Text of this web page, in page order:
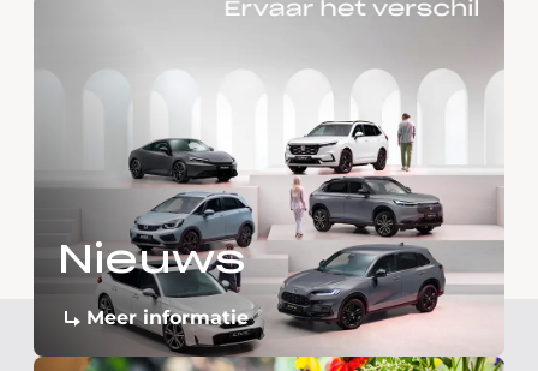
Nieuws
Meer informatie